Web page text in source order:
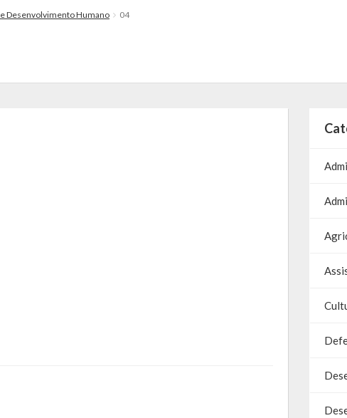
Desenvolvimento Humano 04